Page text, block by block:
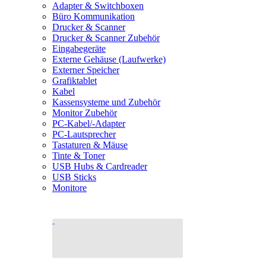
Adapter & Switchboxen
Büro Kommunikation
Drucker & Scanner
Drucker & Scanner Zubehör
Eingabegeräte
Externe Gehäuse (Laufwerke)
Externer Speicher
Grafiktablet
Kabel
Kassensysteme und Zubehör
Monitor Zubehör
PC-Kabel/-Adapter
PC-Lautsprecher
Tastaturen & Mäuse
Tinte & Toner
USB Hubs & Cardreader
USB Sticks
Monitore